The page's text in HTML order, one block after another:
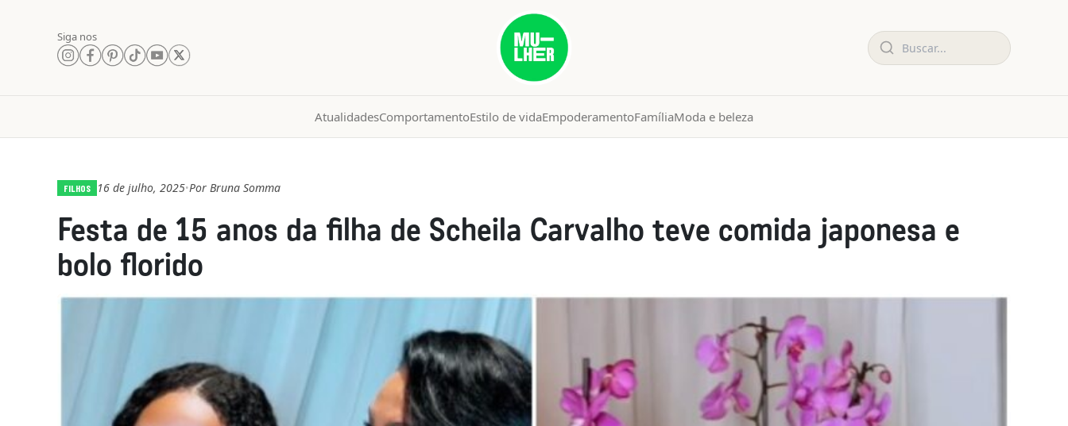
Siga nos
AtualidadesComportamentoEstilo de vidaEmpoderamentoFamíliaModa e beleza
FILHOS 16 de julho, 2025•Por Bruna Somma
Festa de 15 anos da filha de Scheila Carvalho teve comida japonesa e
bolo florido